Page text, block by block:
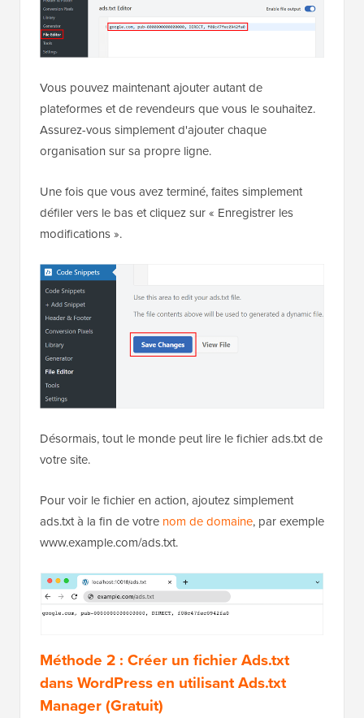
Vous pouvez maintenant ajouter autant de
plateformes et de revendeurs que vous le souhaitez.
Assurez-vous simplement d'ajouter chaque
organisation sur sa propre ligne.
Une fois que vous avez terminé, faites simplement
défiler vers le bas et cliquez sur « Enregistrer les
modifications ».
Désormais, tout le monde peut lire le fichier ads.txt de
votre site.
Pour voir le fichier en action, ajoutez simplement
ads.txt à la fin de votre nom de domaine, par exemple
www.example.com/ads.txt.
Méthode 2 : Créer un fichier Ads.txt
dans WordPressen utilisant Ads.txt
Manager (Gratuit)